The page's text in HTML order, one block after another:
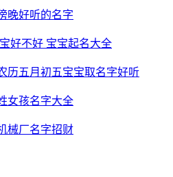
晚好听的名字
好不好 宝宝起名大全
历五月初五宝宝取名字好听
女孩名字大全
械厂名字招财